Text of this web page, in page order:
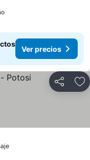
Ver precios
Compartir